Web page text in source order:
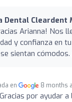
Dental Cleardent
Arianna! Nos
y confianza en
sientan
en 8 months
Gracias por ayudar